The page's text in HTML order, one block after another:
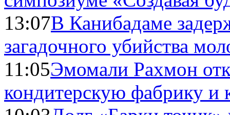
13:07В Канибадаме
загадочного убийства
11:05Эмомали Рахмон
кондитерскую фабрику и